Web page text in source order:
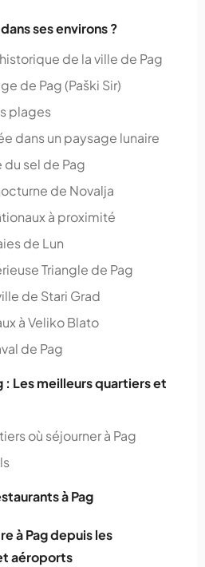
ses environs ?
de la ville de Pag
de Pag (Paški Sir)
plages
dans un paysage lunaire
sel de Pag
de Novalja
à proximité
de Lun
Triangle de Pag
de Stari Grad
à Veliko Blato
de Pag
: Les meilleurs quartiers et
où séjourner à Pag
à Pag
à Pag depuis les
aéroports